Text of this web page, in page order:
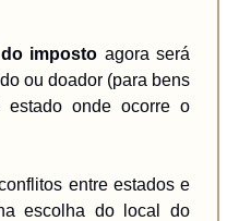
imposto agora será
ou doador (para bens
onde ocorre o
entre estados e
escolha do local do